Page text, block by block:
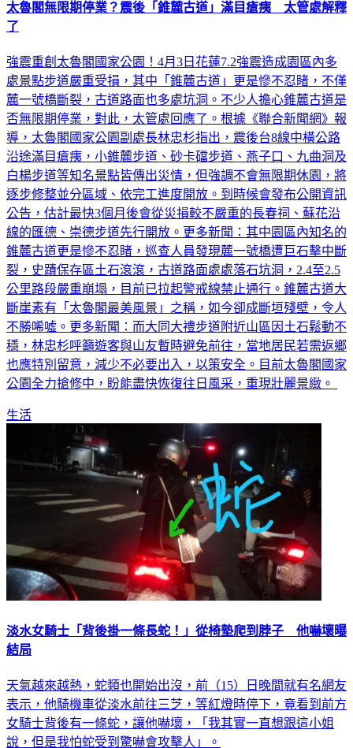
太魯閣無限期停業？震後「錐麓古道」滿目瘡痍 太管處解釋
了
強震重創太魯閣國家公園！4月3日花蓮7.2強震造成園區內多
處景點步道嚴重受損，其中「錐麓古道」更是慘不忍睹，不僅
麓一號橋斷裂，古道路面也多處坑洞。不少人擔心錐麓古道是
否無限期停業，對此，太管處回應了。根據《聯合新聞網》報
導，太魯閣國家公園副處長林忠杉指出，震後台8線中橫公路
沿途滿目瘡痍，小錐麓步道、砂卡礑步道、燕子口、九曲洞及
白楊步道等知名景點皆傳出災情，但強調不會無限期休園，將
逐步修整並分區域、依完工進度開放。到時候會發布公開資訊
公告，估計最快3個月後會從災損較不嚴重的長春祠、蘇花沿
線的匯德、崇德步道先行開放。更多新聞：其中園區內知名的
錐麓古道更是慘不忍睹，巡查人員發現麓一號橋遭巨石擊中斷
裂，史蹟保存區土石滾滾，古道路面處處落石坑洞，2.4至2.5
公里路段嚴重崩塌，目前已拉起警戒線禁止通行。錐麓古道大
斷崖素有「太魯閣最美風景」之稱，如今卻成斷垣殘壁，令人
不勝唏噓。更多新聞：而大同大禮步道附近山區因土石鬆動不
穩，林忠杉呼籲遊客與山友暫時避免前往，當地居民若需返鄉
也應特別留意，減少不必要出入，以策安全。目前太魯閣國家
公園全力搶修中，盼能盡快恢復往日風采，重現壯麗景緻。
生活
淡水女騎士「背後掛一條長蛇！」從椅墊爬到脖子 他嚇壞曝
結局
天氣越來越熱，蛇類也開始出沒，前（15）日晚間就有名網友
表示，他騎機車從淡水前往三芝，等紅燈時停下，竟看到前方
女騎士背後有一條蛇，讓他嚇壞，「我其實一直想跟這小姐
說，但是我怕蛇受到驚嚇會攻擊人」。